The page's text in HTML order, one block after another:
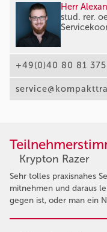
Herr
stud. rer.
+49(0)40 80 81
Krypton Razer
Sehr tolles praxisnahes
mitnehmen und daraus
gegen ist, oder man ein